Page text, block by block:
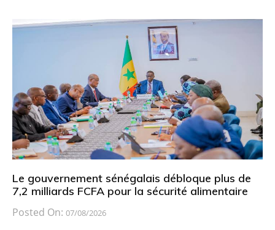
Le gouvernement sénégalais débloque plus de
7,2 milliards FCFA pour la sécurité alimentaire
Posted On: 07/08/2026